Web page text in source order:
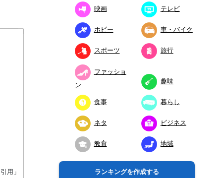
用」
映画 テレビ
ホビー 車・バイク
スポーツ 旅行
ファッショ
ン
趣味
食事 暮らし
ネタ ビジネス
教育 地域
ランキングを作成する